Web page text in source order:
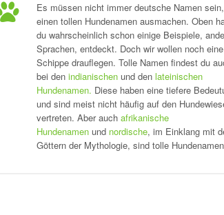
Es müssen nicht immer deutsche Namen
einen tollen Hundenamen ausmachen. Oben
du wahrscheinlich schon einige Beispiele,
Sprachen, entdeckt. Doch wir wollen noch eine
Schippe drauflegen. Tolle Namen findest du
bei den indianischenund den lateinischen
Hundenamen. Diese haben eine tiefere
und sind meist nicht häufig auf den
vertreten. Aber auch afrikanische
Hundenamenund nordische, im Einklang mit
Göttern der Mythologie, sind tolle